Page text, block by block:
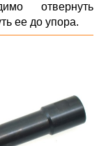
отвернуть
ее до упора.